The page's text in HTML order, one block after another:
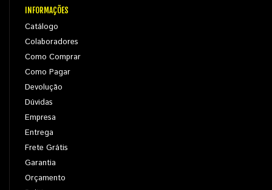
INFORMAÇÕES
Catálogo
Colaboradores
Como Comprar
Como Pagar
Devolução
Dúvidas
Empresa
Entrega
Frete Grátis
Garantia
Orçamento